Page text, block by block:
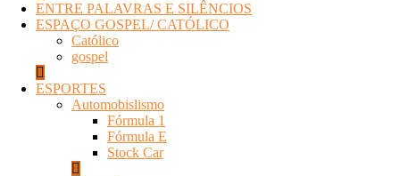
ENTRE PALAVRAS E SILÊNCIOS
ESPAÇO GOSPEL/ CATÓLICO
Católico
gospel
ESPORTES
Automobislismo
Fórmula 1
Fórmula E
Stock Car